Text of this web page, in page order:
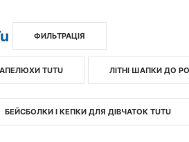
ФИЛЬТРАЦІЯ
TUTU ЛІТНІ ШАПКИ ДО
БЕЙСБОЛКИ І КЕПКИ ДЛЯ ДІВЧАТОК TUTU